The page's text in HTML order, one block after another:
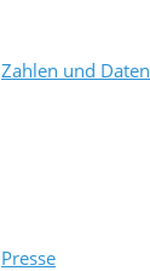
Zahlen und Daten
Presse